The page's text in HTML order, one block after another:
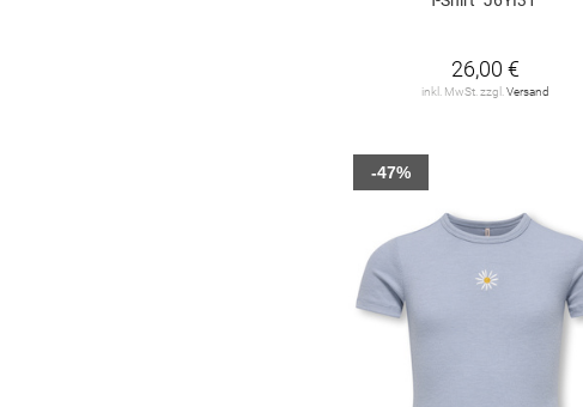
26,00 €
inkl. MwSt. zzgl. Versand
-47%